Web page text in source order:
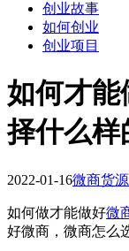
创业故事
如何创业
创业项目
如何才能
择什么样
2022-01-16微商货
如何做才能做好微
好微商，微商怎么